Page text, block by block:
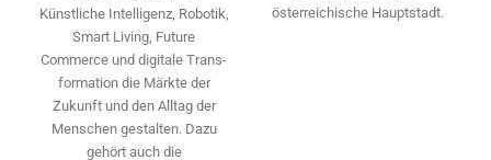
Künstliche Intelligenz, Robotik,
Smart Living, Future
Commerce und digitale Trans­
formation die Märkte der
Zukunft und den Alltag der
Menschen gestalten. Dazu
gehört auch die
österreichische Hauptstadt.